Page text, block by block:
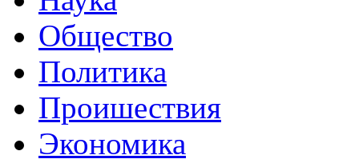
Общество
Политика
Проишествия
Экономика